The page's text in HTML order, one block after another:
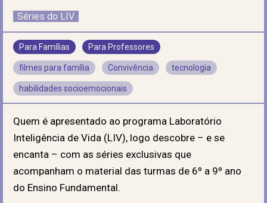
Séries do LIV
Para Famílias Para Professores
filmes para família Convivência tecnologia
habilidades socioemocionais
Quem é apresentado ao programa Laboratório
Inteligência de Vida (LIV), logo descobre – e se
encanta – com as séries exclusivas que
acompanham o material das turmas de 6º a 9º ano
do Ensino Fundamental.